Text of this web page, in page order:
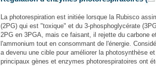
La photorespiration est initiée lorsque la Rubisco
(2PG) qui est "toxique" et du 3-phosphoglycérate
2PG en 3PGA, mais ce faisant, il rejette du carbone
l'ammonium tout en consommant de l'énergie.
a devenu une cible pour améliorer la photosynthèse
principaux gènes et enzymes photorespiratoires ont